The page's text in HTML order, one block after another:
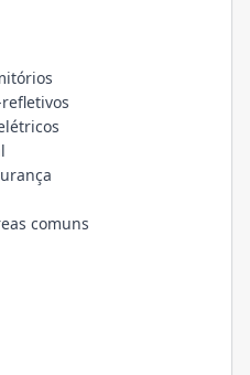
comuns